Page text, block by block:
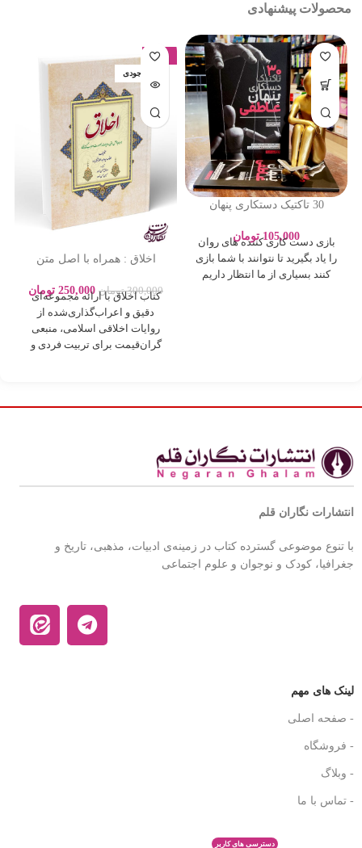
محصولات پیشنهادی
30 تاکتیک دستکاری پنهان
پورباقر – نشر یوشیتا
105,000 تومان
بازی دست کاری کننده های روان
را یاد بگیرید تا نتوانند با شما بازی
کنند بسیاری از ما انتظار داریم
-17%
اتمام موجودی
اخلاق : همراه با اصل متن
300,000 تومان 250,000 تومان
کتاب اخلاق با ارائه مجموعه‌ای
دقیق و اعراب‌گذاری‌شده از
روایات اخلاقی اسلامی، منبعی
گران‌قیمت برای تربیت فردی و
انتشارات نگاران قلم
با تنوع موضوعی گسترده کتاب در زمینه‌ی ادبیات، مذهبی، تاریخ و
جغرافیا، کودک و نوجوان و علوم اجتماعی
لینک های مهم
- صفحه اصلی
- فروشگاه
- وبلاگ
- تماس با ما
دسترسی های کاربر